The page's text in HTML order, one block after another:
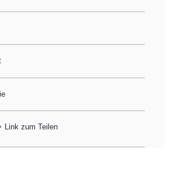
Link zum Teilen